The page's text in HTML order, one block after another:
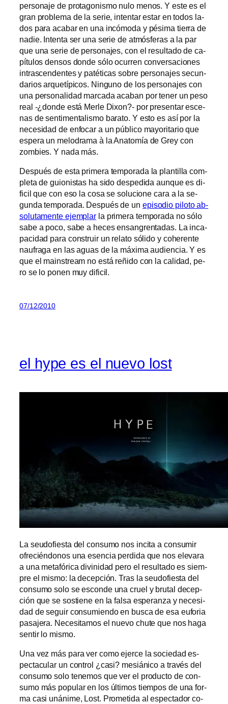
per­so­na­je de pro­ta­go­nis­mo nu­lo me­nos. Y es­te es el
gran pro­ble­ma de la se­rie, in­ten­tar es­tar en to­dos la­
dos pa­ra aca­bar en una in­có­mo­da y pé­si­ma tie­rra de
na­die. Intenta ser una se­rie de at­mós­fe­ras a la par
que una se­rie de per­so­na­jes, con el re­sul­ta­do de ca­
pí­tu­los den­sos don­de só­lo ocu­rren con­ver­sa­cio­nes
in­tras­cen­den­tes y pa­té­ti­cas so­bre per­so­na­jes se­cun­
da­rios ar­que­tí­pi­cos. Ninguno de los per­so­na­jes con
una per­so­na­li­dad mar­ca­da aca­ban por te­ner un pe­so
real -¿don­de es­tá Merle Dixon?- por pre­sen­tar es­ce­
nas de sen­ti­men­ta­lis­mo ba­ra­to. Y es­to es así por la
ne­ce­si­dad de en­fo­car a un pú­bli­co ma­yo­ri­ta­rio que
es­pe­ra un me­lo­dra­ma à la Anatomía de Grey con
zom­bies. Y na­da más.
Después de es­ta pri­me­ra tem­po­ra­da la plan­ti­lla com­
ple­ta de guio­nis­tas ha si­do des­pe­di­da aun­que es di­
fi­cil que con eso la co­sa se so­lu­cio­ne ca­ra a la se­
gun­da tem­po­ra­da. Después de un epi­so­dio pi­lo­to ab­
so­lu­ta­men­te ejem­plar la pri­me­ra tem­po­ra­da no só­lo
sa­be a po­co, sa­be a he­ces en­san­gren­ta­das. La in­ca­
pa­ci­dad pa­ra cons­truir un re­la­to só­li­do y cohe­ren­te
nau­fra­ga en las aguas de la má­xi­ma au­dien­cia. Y es
que el mains­tream no es­tá re­ñi­do con la ca­li­dad, pe­
ro se lo po­nen muy dificil.
07/12/2010
el hype es el nuevo lost
La seu­do­fies­ta del con­su­mo nos in­ci­ta a con­su­mir
ofre­cién­do­nos una esen­cia per­di­da que nos ele­va­ra
a una me­ta­fó­ri­ca di­vi­ni­dad pe­ro el re­sul­ta­do es siem­
pre el mis­mo: la de­cep­ción. Tras la seu­do­fies­ta del
con­su­mo so­lo se es­con­de una cruel y bru­tal de­cep­
ción que se sos­tie­ne en la fal­sa es­pe­ran­za y ne­ce­si­
dad de se­guir con­su­mien­do en bus­ca de esa eu­fo­ria
pa­sa­je­ra. Necesitamos el nue­vo chu­te que nos ha­ga
sen­tir lo mismo.
Una vez más pa­ra ver co­mo ejer­ce la so­cie­dad es­
pec­ta­cu­lar un con­trol ¿ca­si? me­siá­ni­co a tra­vés del
con­su­mo so­lo te­ne­mos que ver el pro­duc­to de con­
su­mo más po­pu­lar en los úl­ti­mos tiem­pos de una for­
ma ca­si uná­ni­me, Lost. Prometida al es­pec­ta­dor co­